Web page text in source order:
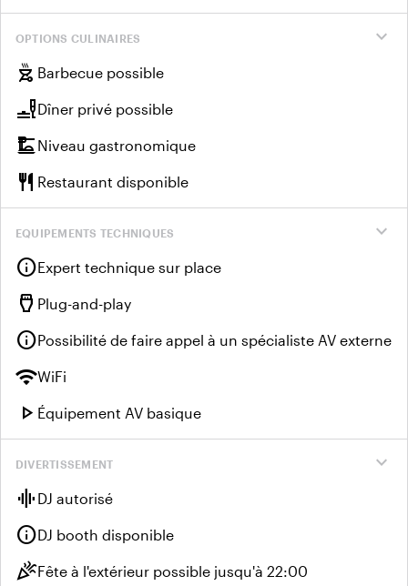
expand_more
OPTIONS CULINAIRES
outdoor_grill Barbecue possible
brunch_diningDîner privé possible
dinner_diningNiveau gastronomique
restaurant Restaurant disponible
expand_more
EQUIPEMENTS TECHNIQUES
infoExpert technique sur place
settings_input_hdmi Plug-and-play
infoPossibilité de faire appel à un spécialiste AV externe
wifiWiFi
play_arrow Équipement AV basique
expand_more
DIVERTISSEMENT
graphic_eq DJ autorisé
infoDJ booth disponible
celebrationFête à l'extérieur possible jusqu'à 22:00